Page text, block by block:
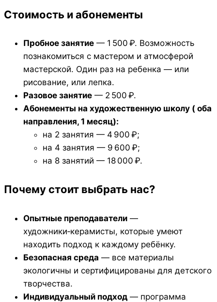
Стоимость и абонементы
Пробное занятие — 1 500 ₽. Возможность
познакомиться с мастером и атмосферой
мастерской. Один раз на ребенка — или
рисование, или лепка.
Разовое занятие — 2 500 ₽.
Абонементы на художественную школу ( оба
направления, 1 месяц):
на 2 занятия — 4 900 ₽;
на 4 занятия — 9 600 ₽;
на 8 занятий — 18 000 ₽.
Почему стоит выбрать нас?
Опытные преподаватели —
художники‑керамисты, которые умеют
находить подход к каждому ребёнку.
Безопасная среда — все материалы
экологичны и сертифицированы для детского
творчества.
Индивидуальный подход — программа